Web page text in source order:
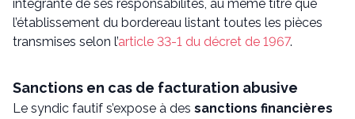
intégrante de ses responsabilités, au même titre que
l’établissement du bordereau listant toutes les pièces
transmises selon l’article 33-1 du décret de 1967.
Sanctions en cas de facturation abusive
Le syndic fautif s’expose à des sanctions financières